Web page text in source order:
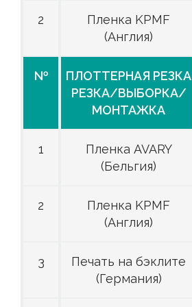
2
Пленка KPMF
(Англия)
№
ПЛОТТЕРНАЯ РЕЗКА
РЕЗКА/ВЫБОРКА/
МОНТАЖКА
1
Пленка AVARY
(Бельгия)
2
Пленка KPMF
(Англия)
3
Печать на бэклите
(Германия)